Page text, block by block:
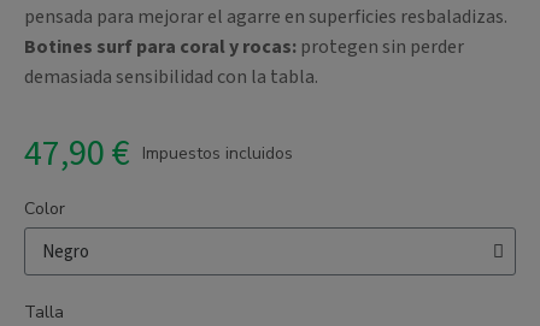
pensada para mejorar el agarre en superficies resbaladizas.
Botines surf para coral y rocas: protegen sin perder
demasiada sensibilidad con la tabla.
47,90 € Impuestos incluidos
Color
Talla